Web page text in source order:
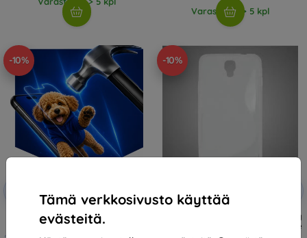
Tämä verkkosivusto käyttää
evästeitä.
Varastossa > 5 kpl
-10%
kupongilla
3mk Hammer protective film
-10%
kupongilla
Gumené puzdro Samsung Galaxy
Note 3 neo, transparentné S-line